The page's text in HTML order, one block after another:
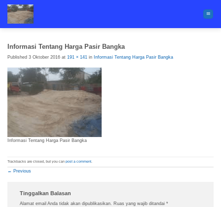
content
Informasi Tentang Harga Pasir Bangka
Published 3 Oktober 2016 at 191 × 141 in Informasi Tentang Harga Pasir Bangka
Informasi Tentang Harga Pasir Bangka
Trackbacks are closed, but you can post a comment.
← Previous
Tinggalkan Balasan
Alamat email Anda tidak akan dipublikasikan. Ruas yang wajib ditandai *